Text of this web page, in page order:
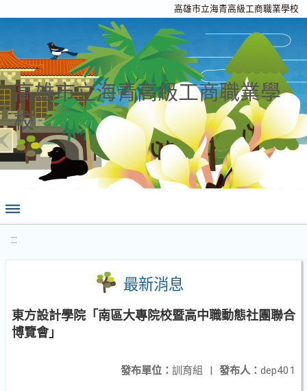
高雄市立海青高級工商職業學校
高雄市立海青高級工商職業學
校
:::
最新消息
東方設計學院「南區大專院校暨高中職動態社團聯合
博覽會」
發布人： dep401
發布單位： 訓育組 |